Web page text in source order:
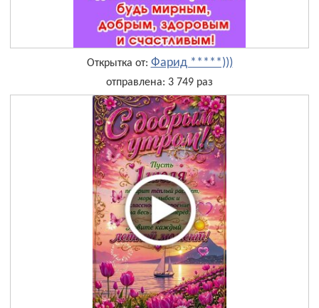
Открытка от: Фарид *****)))
отправлена: 3 749 раз